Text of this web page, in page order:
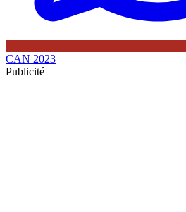
CAN 2023
Publicité